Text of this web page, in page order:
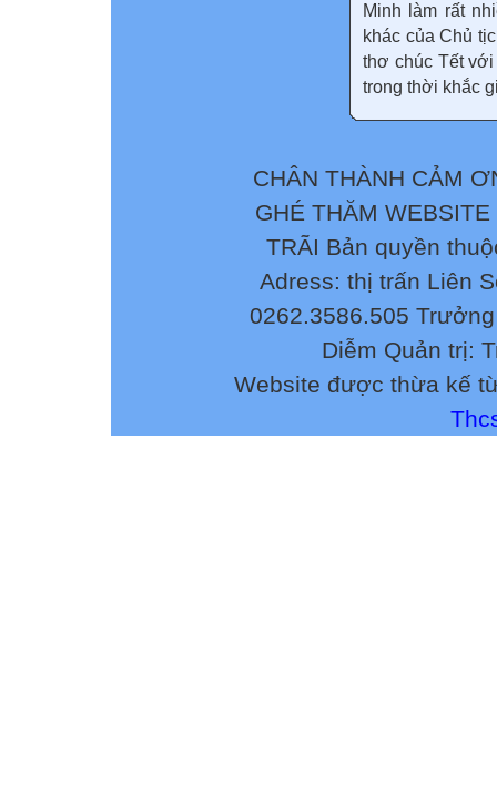
Minh làm rất
khác của Chủ
thơ chúc Tết
trong thời khắc
CHÂN THÀNH CẢM
GHÉ THĂM
TRÃI Bản quyền
Adress: thị trấn Liên
0262.3586.505
Diễm Quản trị:
Website được thừa kế